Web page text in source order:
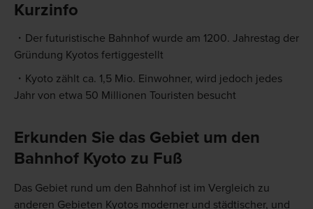
Kurzinfo
Der futuristische Bahnhof wurde am 1200. Jahrestag der
Gründung Kyotos fertiggestellt
Kyoto zählt ca. 1,5 Mio. Einwohner, wird jedoch jedes
Jahr von etwa 50 Millionen Touristen besucht
Erkunden Sie das Gebiet um den
Bahnhof Kyoto zu Fuß
Das Gebiet rund um den Bahnhof ist im Vergleich zu
anderen Gebieten Kyotos moderner und städtischer, und